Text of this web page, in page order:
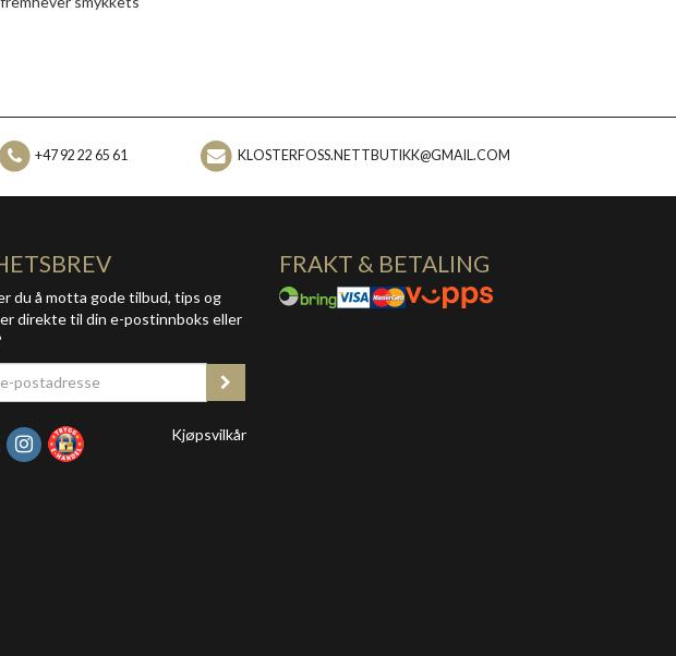
+47 92 22 65 61 KLOSTERFOSS.NETTBUTIKK@GMAIL.COM
du å motta gode tilbud, tips og
direkte til din e-postinnboks eller
Kjøpsvilkår
FRAKT & BETALING